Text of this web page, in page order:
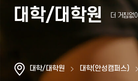
대학/대학원
대학/대학원 대학(안성캠퍼스)